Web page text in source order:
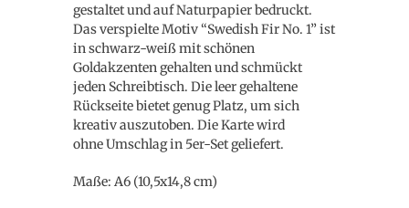
gestaltet und auf Naturpapier bedruckt.
Das verspielte Motiv “Swedish Fir No. 1” ist
in schwarz-weiß mit schönen
Goldakzenten gehalten und schmückt
jeden Schreibtisch. Die leer gehaltene
Rückseite bietet genug Platz, um sich
kreativ auszutoben. Die Karte wird
ohne Umschlag in 5er-Set geliefert.
Maße: A6 (10,5x14,8 cm)